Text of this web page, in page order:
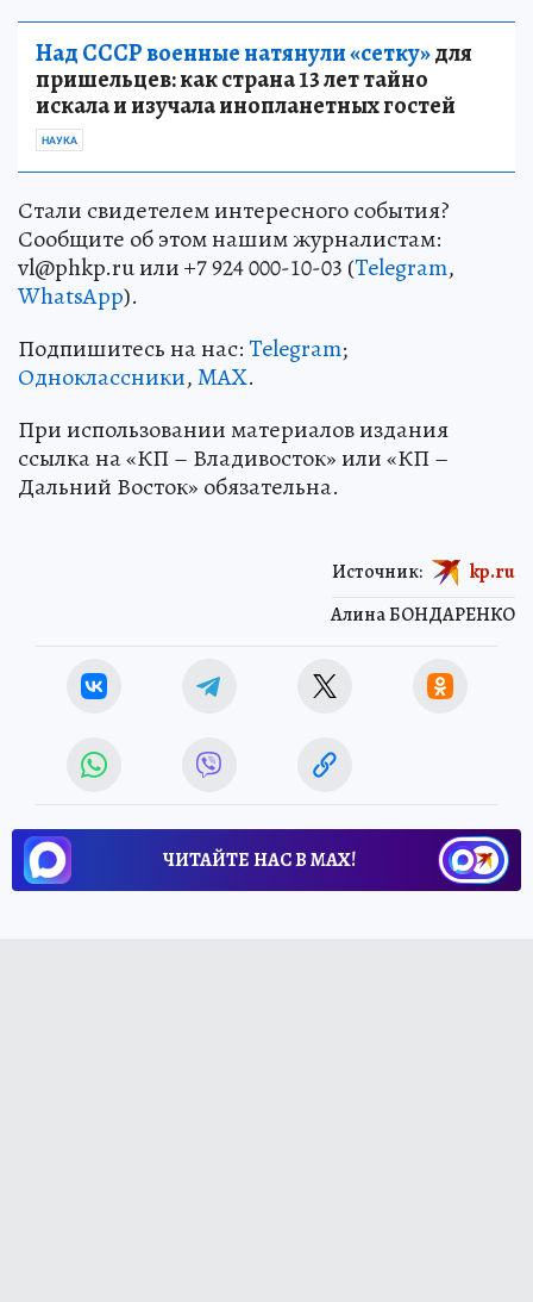
Над СССР военные натянули «сетку»для
пришельцев: как страна 13 лет тайно
искала и изучала инопланетных гостей
НАУКА
Стали свидетелем интересного события?
Сообщите об этом нашим журналистам:
vl@phkp.ru или +7 924 000-10-03 (Telegram,
WhatsApp).
Подпишитесь на нас:Telegram;
Одноклассники,MAX.
При использовании материалов издания
ссылка на «КП – Владивосток» или «КП –
Дальний Восток» обязательна.
Алина БОНДАРЕНКО
Источник: kp.ru
ЧИТАЙТЕ НАС В МАХ!